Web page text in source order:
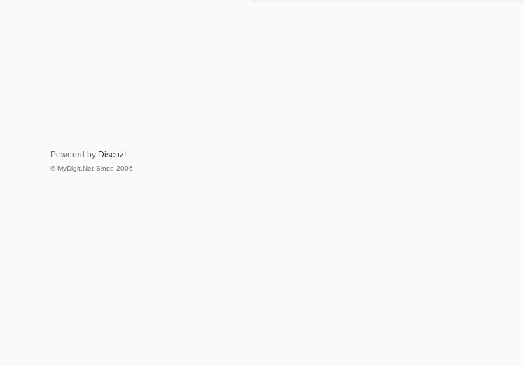
Powered by Discuz!
© MyDigit.Net Since 2006